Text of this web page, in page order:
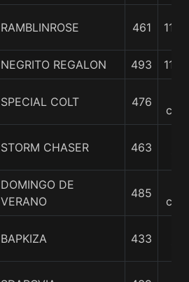
RAMBLINROSE 461 11
NEGRITO REGALON 493 11
SPECIAL COLT 476
STORM CHASER 463
DOMINGO DE
VERANO
485
BAPKIZA 433